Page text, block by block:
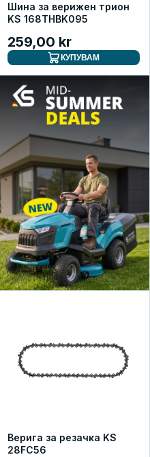
Шина за верижен трион
KS 168THBK095
259,00 kr
КУПУВАМ
Верига за резачка KS
28FC56